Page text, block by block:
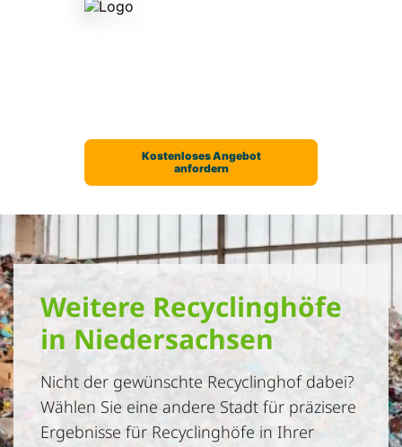
Weitere Recyclinghöfe
in Niedersachsen
Nicht der gewünschte Recyclinghof dabei?
Wählen Sie eine andere Stadt für präzisere
Ergebnisse für Recyclinghöfe in Ihrer